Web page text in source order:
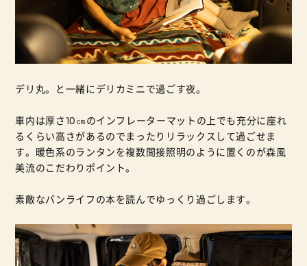
デリ丸。と一緒にデリカミニで過ごす夜。
車内は厚さ10㎝のインフレーターマットの上でも充分に座れ
るくらい高さがあるのでまったりリラックスして過ごせま
す。暖色系のランタンを複数間接照明のように置くのが森風
美流のこだわりポイント。
素敵なバンライフの本を読んでゆっくり過ごします。